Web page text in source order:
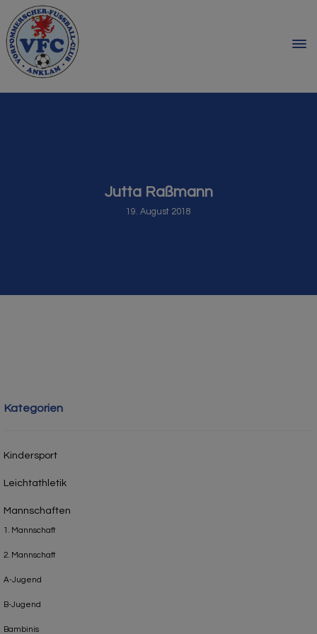
Jutta Raßmann
19. August 2018
Kategorien
Kindersport
Leichtathletik
Mannschaften
1. Mannschaft
2. Mannschaft
A-Jugend
B-Jugend
Bambinis